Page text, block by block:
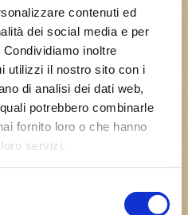
contenuti ed
dei social media e per
inoltre
utilizzi il nostro sito con i
di analisi dei dati web,
potrebbero combinarle
fornito loro o che hanno
servizi.